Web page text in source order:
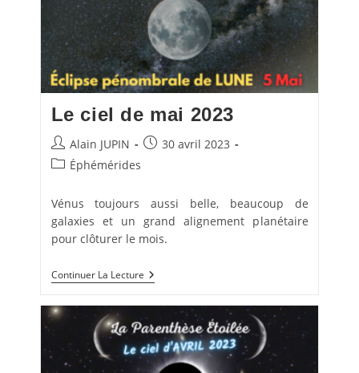
Le ciel de mai 2023
Auteur/autrice
de
Alain JUPIN
Publication
30 avril 2023
PostÉphémérides
Vénus toujours aussi belle, beaucoup de
galaxies et un grand alignement planétaire
pour clôturer le mois.
Continuer La LectureLe
Ciel
2023